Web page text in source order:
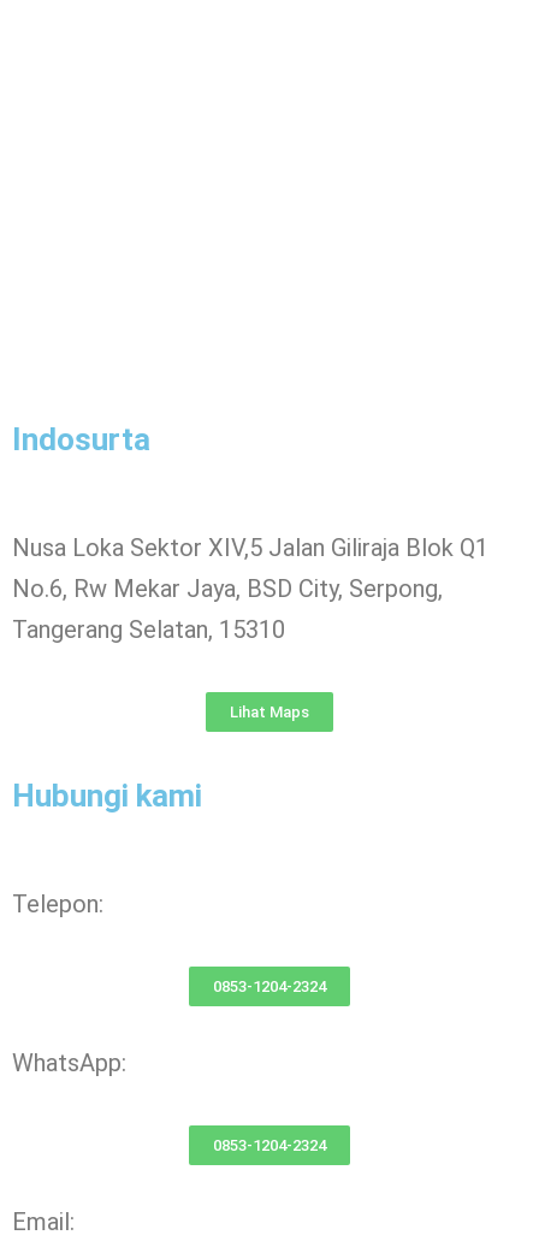
Indosurta
Nusa Loka Sektor XIV,5 Jalan Giliraja Blok Q1
No.6, Rw Mekar Jaya, BSD City, Serpong,
Tangerang Selatan, 15310
Lihat Maps
Hubungi kami
Telepon:
0853-1204-2324
WhatsApp:
0853-1204-2324
Email: